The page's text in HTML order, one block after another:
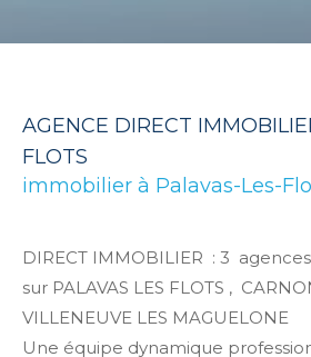
AGENCE DIRECT
FLOTS
immobilier à Palavas-Les-
DIRECT IMMOBILIER : 3
sur PALAVAS LES FLOTS ,
VILLENEUVE LES MAGUELONE
Une équipe dynamique